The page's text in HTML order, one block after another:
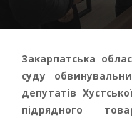
Закарпатська
суду
депутатів
підрядного